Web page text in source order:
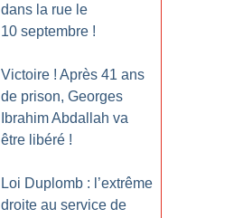
dans la rue le
10 septembre !
Victoire ! Après 41 ans
de prison, Georges
Ibrahim Abdallah va
être libéré !
Loi Duplomb : l’extrême
droite au service de